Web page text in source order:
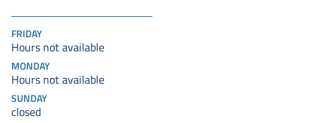
FRIDAY
Hours not available
MONDAY
Hours not available
SUNDAY
closed